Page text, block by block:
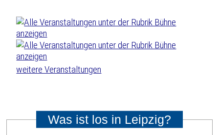
weitere Veranstaltungen
Was ist los in Leipzig?